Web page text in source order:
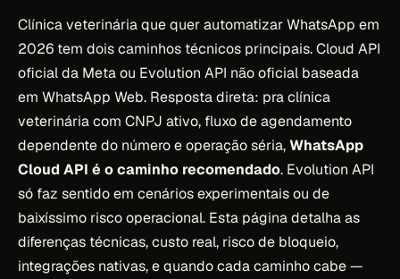
Clínica veterinária que quer automatizar WhatsApp em
2026 tem dois caminhos técnicos principais. Cloud API
oficial da Meta ou Evolution API não oficial baseada
em WhatsApp Web. Resposta direta: pra clínica
veterinária com CNPJ ativo, fluxo de agendamento
dependente do número e operação séria,WhatsApp
Cloud API é o caminho recomendado. Evolution API
só faz sentido em cenários experimentais ou de
baixíssimo risco operacional. Esta página detalha as
diferenças técnicas, custo real, risco de bloqueio,
integrações nativas, e quando cada caminho cabe —